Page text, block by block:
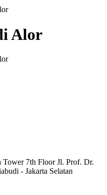
Alor
Tower 7th Floor Jl. Prof. Dr.
- Jakarta Selatan